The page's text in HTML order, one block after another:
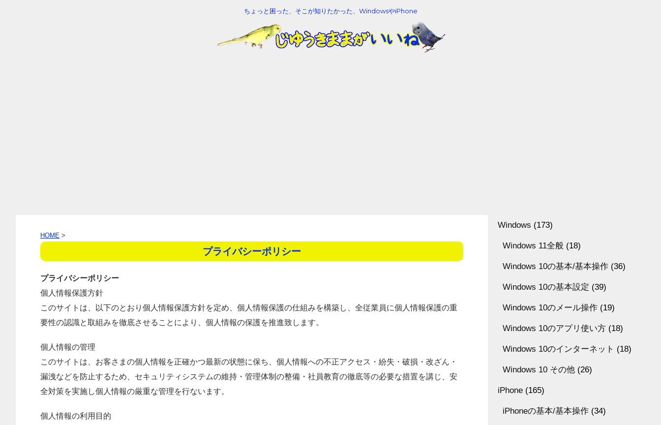
ちょっと困った、そこが知りたかった、WindowsやiPhone
HOME >
プライバシーポリシー
プライバシーポリシー
個人情報保護方針
このサイトは、以下のとおり個人情報保護方針を定め、個人情報保護の仕組みを構築し、全従業員に個人情報保護の重
要性の認識と取組みを徹底させることにより、個人情報の保護を推進致します。
個人情報の管理
このサイトは、お客さまの個人情報を正確かつ最新の状態に保ち、個人情報への不正アクセス・紛失・破損・改ざん・
漏洩などを防止するため、セキュリティシステムの維持・管理体制の整備・社員教育の徹底等の必要な措置を講じ、安
全対策を実施し個人情報の厳重な管理を行ないます。
個人情報の利用目的
Windows (173)
Windows 11全般 (18)
Windows 10の基本/基本操作 (36)
Windows 10の基本設定 (39)
Windows 10のメール操作 (19)
Windows 10のアプリ使い方 (18)
Windows 10のインターネット (18)
Windows 10 その他 (26)
iPhone (165)
iPhoneの基本/基本操作 (34)